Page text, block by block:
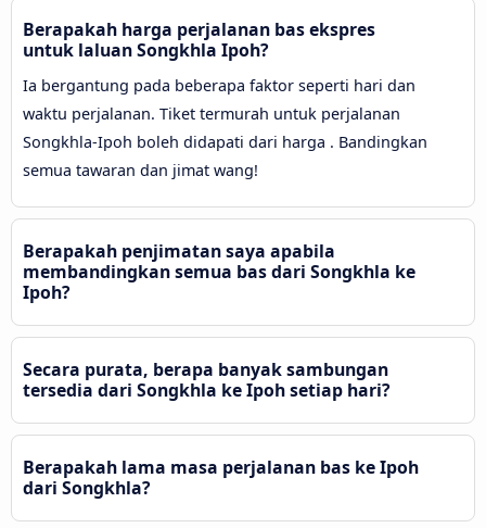
Berapakah harga perjalanan bas ekspres
untuk laluan Songkhla Ipoh?
Ia bergantung pada beberapa faktor seperti hari dan
waktu perjalanan. Tiket termurah untuk perjalanan
Songkhla-Ipoh boleh didapati dari harga . Bandingkan
semua tawaran dan jimat wang!
Berapakah penjimatan saya apabila
membandingkan semua bas dari Songkhla ke
Ipoh?
Secara purata, berapa banyak sambungan
tersedia dari Songkhla ke Ipoh setiap hari?
Berapakah lama masa perjalanan bas ke Ipoh
dari Songkhla?